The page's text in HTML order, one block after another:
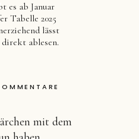
es ab Januar
Tabelle 2025
lässt
ablesen.
mit dem